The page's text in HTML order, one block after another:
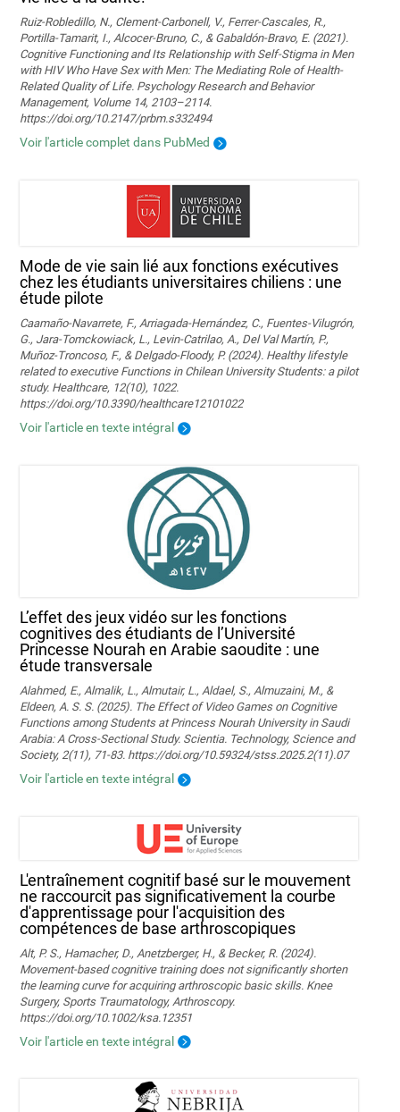
Ruiz-Robledillo, N., Clement-Carbonell, V., Ferrer-Cascales, R.,
Portilla-Tamarit, I., Alcocer-Bruno, C., & Gabaldón-Bravo, E. (2021).
Cognitive Functioning and Its Relationship with Self-Stigma in Men
with HIV Who Have Sex with Men: The Mediating Role of Health-
Related Quality of Life. Psychology Research and Behavior
Management, Volume 14, 2103–2114.
https://doi.org/10.2147/prbm.s332494
Voir l'article complet dans PubMed
Mode de vie sain lié aux fonctions exécutives
chez les étudiants universitaires chiliens : une
étude pilote
Caamaño-Navarrete, F., Arriagada-Hernández, C., Fuentes-Vilugrón,
G., Jara-Tomckowiack, L., Levin-Catrilao, A., Del Val Martín, P.,
Muñoz-Troncoso, F., & Delgado-Floody, P. (2024). Healthy lifestyle
related to executive Functions in Chilean University Students: a pilot
study. Healthcare, 12(10), 1022.
https://doi.org/10.3390/healthcare12101022
Voir l'article en texte intégral
L’effet des jeux vidéo sur les fonctions
cognitives des étudiants de l’Université
Princesse Nourah en Arabie saoudite : une
étude transversale
Alahmed, E., Almalik, L., Almutair, L., Aldael, S., Almuzaini, M., &
Eldeen, A. S. S. (2025). The Effect of Video Games on Cognitive
Functions among Students at Princess Nourah University in Saudi
Arabia: A Cross-Sectional Study. Scientia. Technology, Science and
Society, 2(11), 71-83. https://doi.org/10.59324/stss.2025.2(11).07
Voir l'article en texte intégral
L'entraînement cognitif basé sur le mouvement
ne raccourcit pas significativement la courbe
d'apprentissage pour l'acquisition des
compétences de base arthroscopiques
Alt, P. S., Hamacher, D., Anetzberger, H., & Becker, R. (2024).
Movement‐based cognitive training does not significantly shorten
the learning curve for acquiring arthroscopic basic skills. Knee
Surgery, Sports Traumatology, Arthroscopy.
https://doi.org/10.1002/ksa.12351
Voir l'article en texte intégral